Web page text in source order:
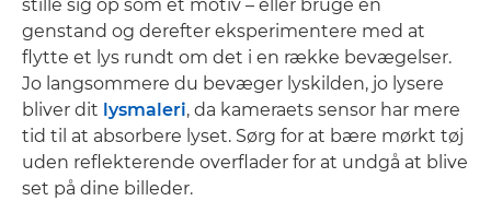
stille sig op som et motiv – eller bruge en
genstand og derefter eksperimentere med at
flytte et lys rundt om det i en række bevægelser.
Jo langsommere du bevæger lyskilden, jo lysere
bliver dit lysmaleri, da kameraets sensor har mere
tid til at absorbere lyset. Sørg for at bære mørkt tøj
uden reflekterende overflader for at undgå at blive
set på dine billeder.